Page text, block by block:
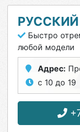
Быстро
любой модели
Адрес:
с 10 до 19